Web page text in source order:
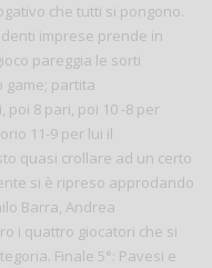
che tutti si pongono.
imprese prende in
pareggia le sorti
game; partita
8 pari, poi 10 -8 per
11-9 per lui il
quasi crollare ad un certo
si è ripreso approdando
Barra, Andrea
i quattro giocatori che si
Finale 5°: Pavesi e